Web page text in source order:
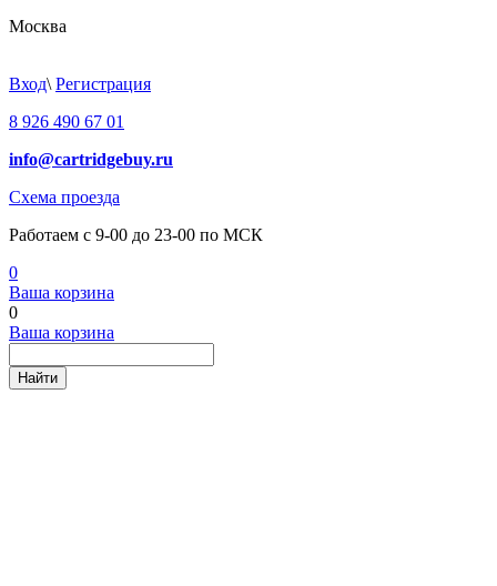
Москва
Вход\ Регистрация
8 926 490 67 01
info@cartridgebuy.ru
Схема проезда
Работаем с 9-00 до 23-00 по МСК
0
Ваша корзина
0
Ваша корзина
Найти